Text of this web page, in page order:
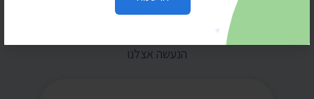
מוזמנים להירשם לרשימת התפוצה של התנועה
לחופש המידע לקבלת חדשות ועדכונים שוטפים על
הנעשה אצלנו